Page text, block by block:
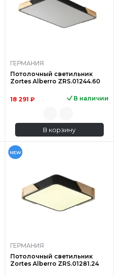
ГЕРМАНИЯ
Потолочный светильник
Zortes Alberro ZRS.01244.60
18 291 ₽ В наличии
В корзину
NEW
ГЕРМАНИЯ
Потолочный светильник
Zortes Alberro ZRS.01281.24